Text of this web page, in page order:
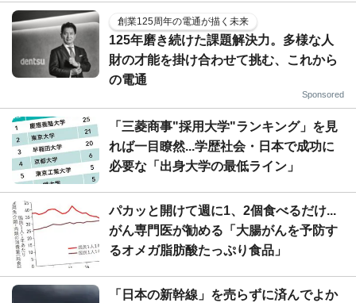
創業125周年の電通が描く未来
125年磨き続けた課題解決力。多様な人
財の才能を掛け合わせて挑む、これから
の電通
Sponsored
「三菱商事"採用大学"ランキング」を見
れば一目瞭然...学歴社会・日本で成功に
必要な「出身大学の最低ライン」
パカッと開けて週に1、2個食べるだけ...
がん専門医が勧める「大腸がんを予防す
るオメガ脂肪酸たっぷり食品」
「日本の新幹線」を売らずに済んでよか